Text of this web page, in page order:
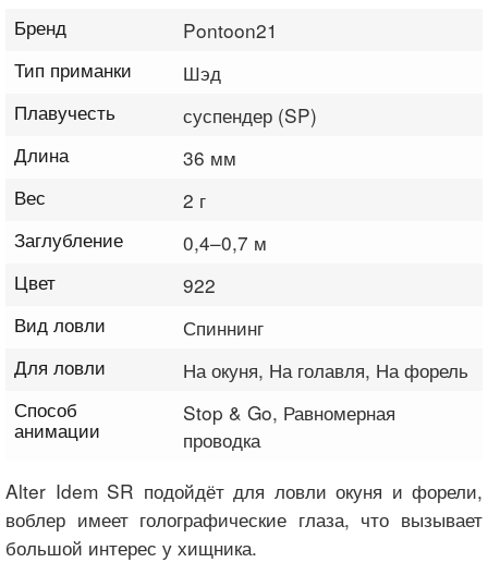
Бренд
Pontoon21
Тип приманки
Шэд
Плавучесть
суспендер (SP)
Длина
36 мм
Вес
2 г
Заглубление
0,4–0,7 м
Цвет
922
Вид ловли
Спиннинг
Для ловли
На окуня, На голавля, На форель
Способ
анимации
Stop & Go, Равномерная
проводка
Alter Idem SR подойдёт для ловли окуня и форели,
воблер имеет голографические глаза, что вызывает
большой интерес у хищника.